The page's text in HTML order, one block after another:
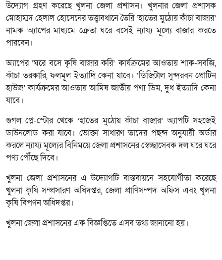
উদ্যোগ গ্রহণ করেছে খুলনা জেলা প্রশাসন। খুলনার জেলা প্রশাসক
মোহাম্মদ হেলাল হোসেনের তত্ত্বাবধানে তৈরি ‘হাতের মুঠোয় কাঁচা বাজার’
নামক অ্যাপের মাধ্যমে ক্রেতা ঘরে বসেই ন্যায্য মূল্যে বাজার করতে
পারবেন।
অ্যাপের ‘ঘরে বসে কৃষি বাজার করি’ কার্যক্রমের আওতায় শাক-সবজি,
কাঁচা তরকারি, ফলমূল ইত্যাদি কেনা যাবে। ‘ডিজিটাল সুন্দরবন প্রোটিন
হাউজ’ কার্যক্রমের আওতায় আমিষ জাতীয় পণ্য ডিম, দুধ ইত্যাদি কেনা
যাবে।
গুগল প্লে-স্টোর থেকে ‘হাতের মুঠোয় কাঁচা বাজার’ অ্যাপটি সহজেই
ডাউনলোড করা যাবে। ভোক্তা সাধারণ তাদের পছন্দ অনুযায়ী অর্ডার
করলে ন্যায্য মূল্যের বিনিময়ে জেলা প্রশাসনের স্বেচ্ছাসেবক দল ঘরে ঘরে
পণ্য পৌঁছে দিবে।
খুলনা জেলা প্রশাসনের এ উদ্যোগটি বাস্তবায়নে সহযোগীতা করেছে
খুুলনা কৃষি সম্প্রসারণ অধিদপ্তর, জেলা প্রাণিসম্পদ অফিস এবং খুলনা
কৃষি বিপণন অধিদপ্তর।
খুলনা জেলা প্রশাসনের এক বিজ্ঞপ্তিতে এসব তথ্য জানানো হয়।